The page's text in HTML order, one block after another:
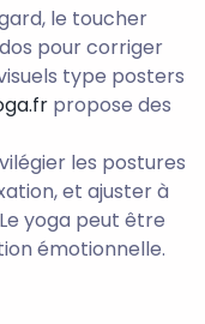
le toucher
pour corriger
type posters
propose des
les postures
et ajuster à
yoga peut être
émotionnelle.